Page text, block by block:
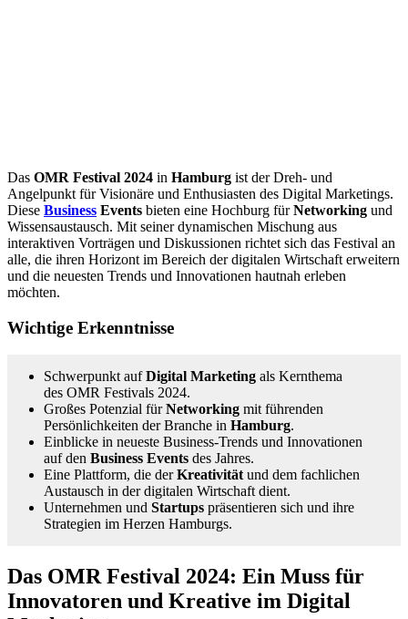
Das OMR Festival 2024 in Hamburg ist der Dreh- und
Angelpunkt für Visionäre und Enthusiasten des Digital Marketings.
Diese Business Events bieten eine Hochburg fürNetworking und
Wissensaustausch. Mit seiner dynamischen Mischung aus
interaktiven Vorträgen und Diskussionen richtet sich das Festival an
alle, die ihren Horizont im Bereich der digitalen Wirtschaft erweitern
und die neuesten Trends und Innovationen hautnah erleben
möchten.
Wichtige Erkenntnisse
Schwerpunkt aufDigital Marketing als Kernthema
des OMR Festivals 2024.
Großes Potenzial fürNetworking mit führenden
Persönlichkeiten der Branche in Hamburg.
Einblicke in neueste Business-Trends und Innovationen
auf den Business Events des Jahres.
Eine Plattform, die derKreativität und dem fachlichen
Austausch in der digitalen Wirtschaft dient.
Unternehmen und Startups präsentieren sich und ihre
Strategien im Herzen Hamburgs.
Das OMR Festival 2024: Ein Muss für
Innovatoren und Kreative im Digital